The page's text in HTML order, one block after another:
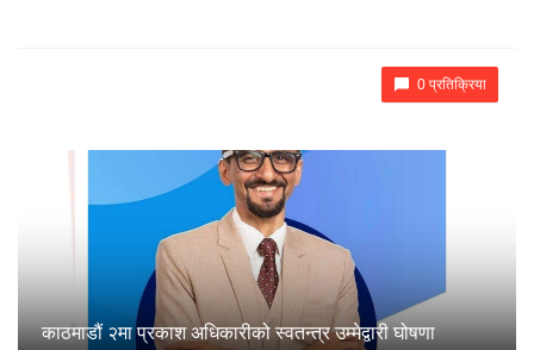
0 प्रतिक्रिया
काठमाडौं २मा प्रकाश अधिकारीको स्वतन्त्र उम्मेद्वारी घोषणा